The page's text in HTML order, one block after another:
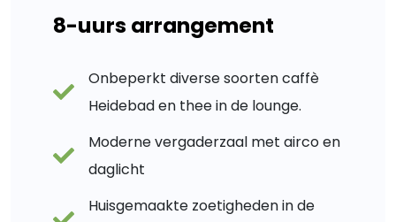
8-uurs arrangement
Onbeperkt diverse soorten caffè
Heidebad en thee in de lounge.
Moderne vergaderzaal met airco en
daglicht
Huisgemaakte zoetigheden in de